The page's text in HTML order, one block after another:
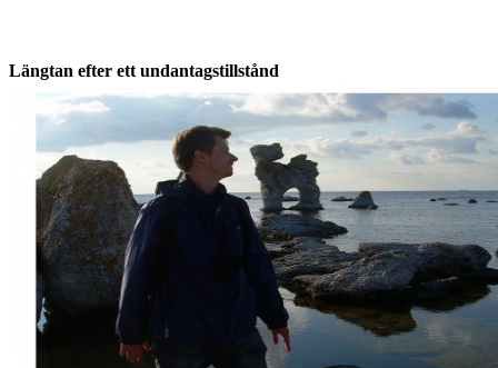
Längtan efter ett undantagstillstånd